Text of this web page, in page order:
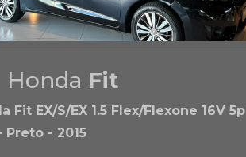
Honda Fit
Fit EX/S/EX 1.5 Flex/Flexone 16V 5p
Preto - 2015